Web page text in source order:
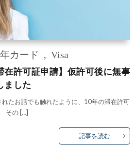
カード Visa
在許可証申請】仮許可後に無事
ました
たお話でも触れたように、10年の滞在許可
その […]
記事を読む